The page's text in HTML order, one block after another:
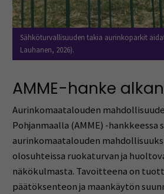
Sähköturvallisuuden takia aurinkoparkit
Lauhanen, 2026).
AMME-hanke
Aurinkomaatalouden
Pohjanmaalla (AMME) -hankkeessa
aurinkomaatalouden
olosuhteissa ruokaturvan ja
näkökulmasta. Tavoitteena on
päätöksenteon ja maankäytön